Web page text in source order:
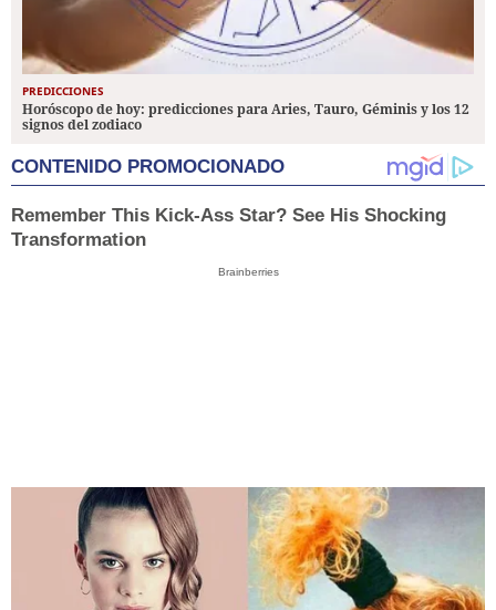
PREDICCIONES
Horóscopo de hoy: predicciones para Aries, Tauro, Géminis y los 12
signos del zodiaco
CONTENIDO PROMOCIONADO
Remember This Kick-Ass Star? See His Shocking
Transformation
Brainberries